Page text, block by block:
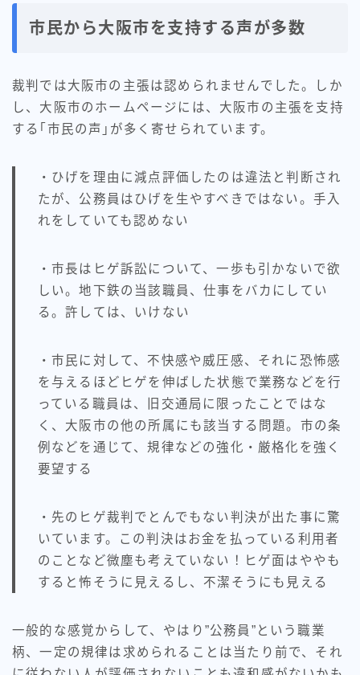
市民から大阪市を支持する声が多数
裁判では大阪市の主張は認められませんでした。しか
し、大阪市のホームページには、大阪市の主張を支持
する｢市民の声｣が多く寄せられています。
・ひげを理由に減点評価したのは違法と判断され
たが、公務員はひげを生やすべきではない。手入
れをしていても認めない
・市長はヒゲ訴訟について、一歩も引かないで欲
しい。地下鉄の当該職員、仕事をバカにしてい
る。許しては、いけない
・市民に対して、不快感や威圧感、それに恐怖感
を与えるほどヒゲを伸ばした状態で業務などを行
っている職員は、旧交通局に限ったことではな
く、大阪市の他の所属にも該当する問題。市の条
例などを通じて、規律などの強化・厳格化を強く
要望する
・先のヒゲ裁判でとんでもない判決が出た事に驚
いています。この判決はお金を払っている利用者
のことなど微塵も考えていない！ヒゲ面はややも
すると怖そうに見えるし、不潔そうにも見える
一般的な感覚からして、やはり”公務員”という職業
柄、一定の規律は求められることは当たり前で、それ